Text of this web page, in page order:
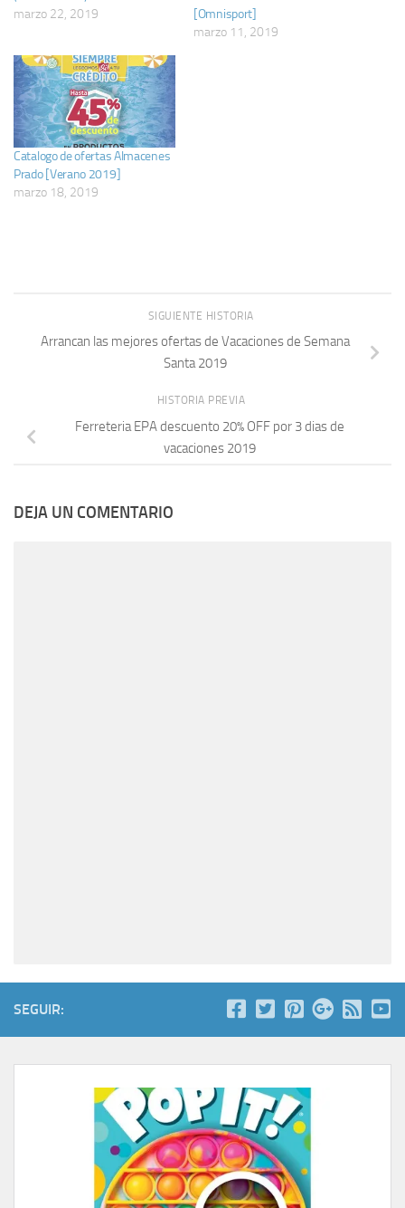
marzo 22, 2019
[Omnisport]
marzo 11, 2019
Catalogo de ofertas Almacenes
Prado [Verano 2019]
marzo 18, 2019
SIGUIENTE HISTORIA
Arrancan las mejores ofertas de Vacaciones de Semana
Santa 2019
HISTORIA PREVIA
Ferreteria EPA descuento 20% OFF por 3 dias de
vacaciones 2019
DEJA UN COMENTARIO
SEGUIR: